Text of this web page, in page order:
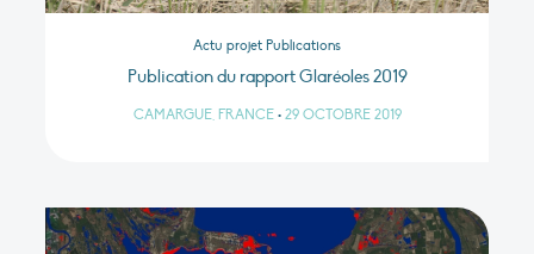
Actu projet Publications
Publication du rapport Glaréoles 2019
CAMARGUE, FRANCE • 29 OCTOBRE 2019